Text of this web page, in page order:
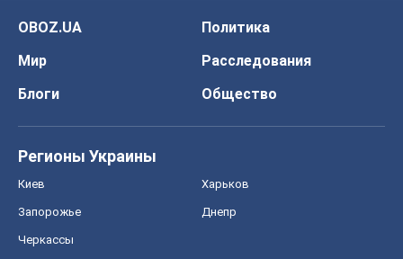
OBOZ.UA
Политика
Мир
Расследования
Блоги
Общество
Регионы Украины
Киев Харьков
Запорожье Днепр
Черкассы